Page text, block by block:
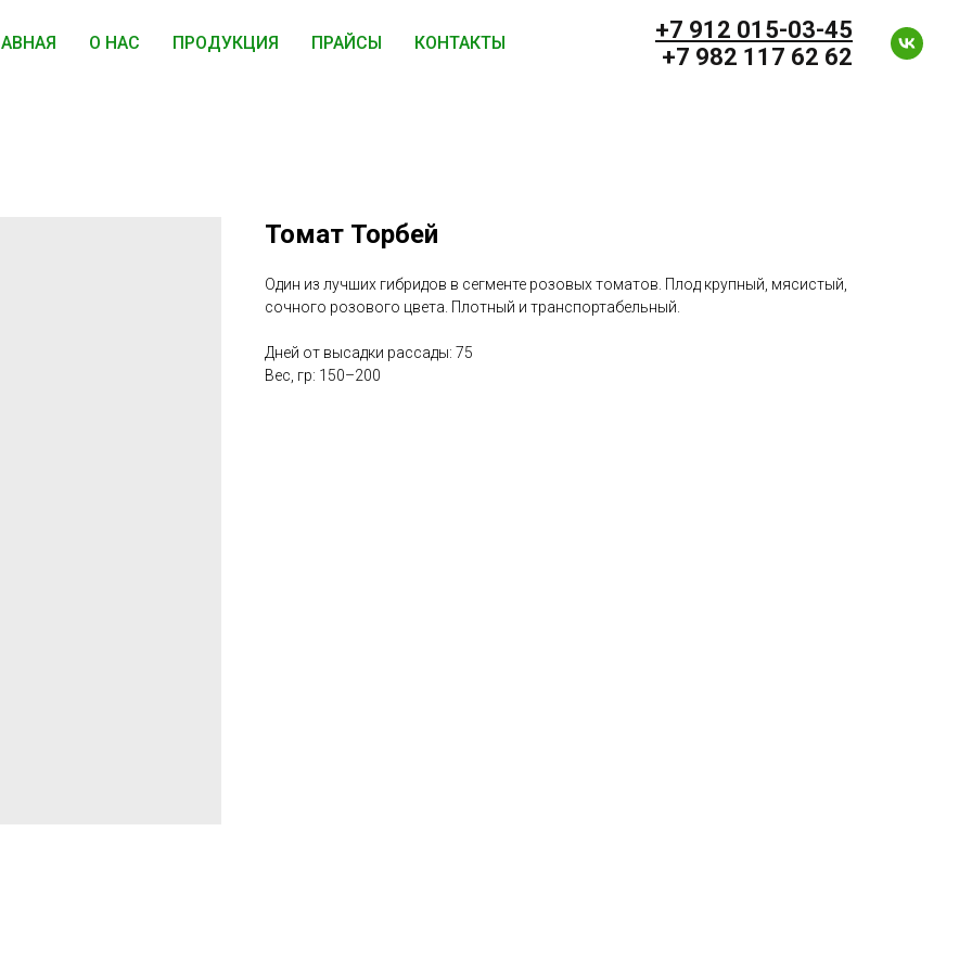
О НАС ПРОДУКЦИЯ ПРАЙСЫ КОНТАКТЫ +7 912 015-03-45
+7 982 117 62 62
Томат Торбей
Один из лучших гибридов в сегменте розовых томатов. Плод крупный, мясистый,
сочного розового цвета. Плотный и транспортабельный.
Дней от высадки рассады: 75
Вес, гр: 150–200